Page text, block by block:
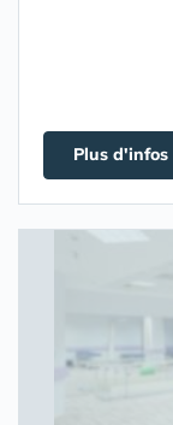
Plus d'infos